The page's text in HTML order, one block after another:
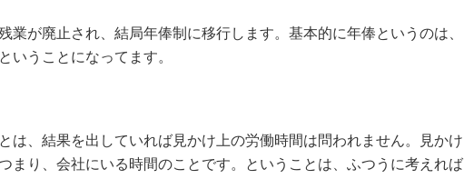
業が廃止され、結局年俸制に移行します。基本的に年俸というのは、
いうことになってます。
は、結果を出していれば見かけ上の労働時間は問われません。見かけ
まり、会社にいる時間のことです。ということは、ふつうに考えれば